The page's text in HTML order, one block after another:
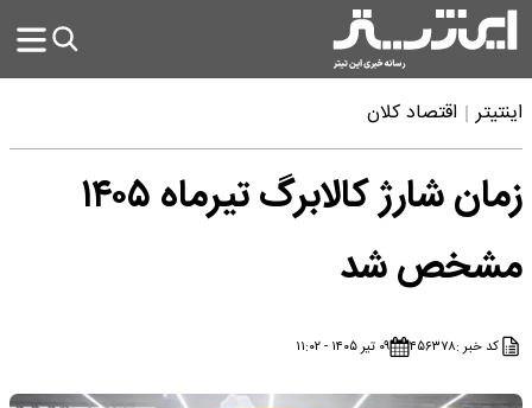
اینتیتر اقتصاد کلان
زمان شارژ کالابرگ تیرماه ۱۴۰۵
مشخص شد
کد خبر :۴۵۶۳۷۸ ۰۹ تیر ۱۴۰۵ - ۱۱:۰۲